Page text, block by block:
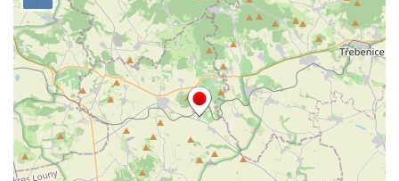
večeře Páně
Křížová cesta Římov – I. kaple – Loučení
Ježíše s Pannou Marií
Márnice na hřbitově v Římově
Kaple v Horním Třeboníně
Kaple Panny Marie v Horním Třeboníně
Kaple mezi Dolním Třebonínem a Horním